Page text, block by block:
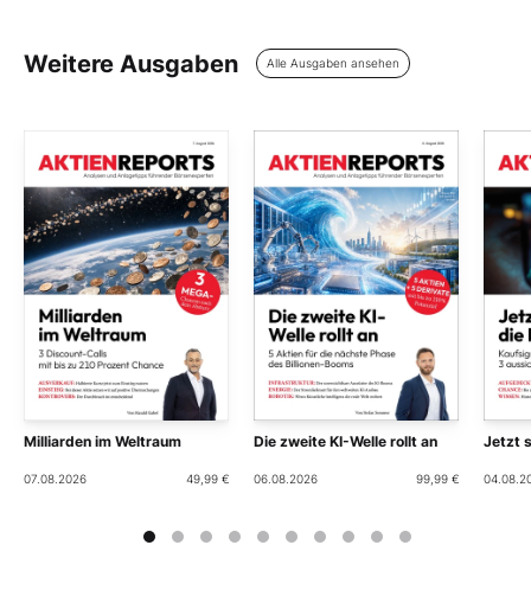
Weitere Ausgaben Alle Ausgaben ansehen
Milliarden im Weltraum
07.08.2026 49,99 €
Die zweite KI-Welle rollt an
06.08.2026 99,99 €
Jetzt